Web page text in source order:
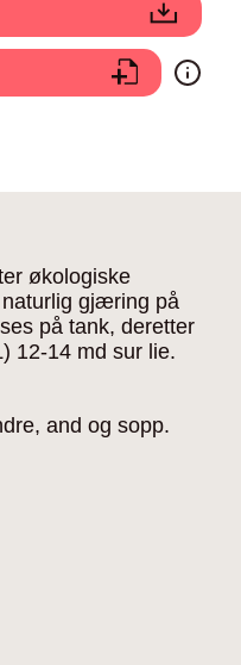
økologiske
naturlig gjæring på
på tank, deretter
12-14 md sur lie.
and og sopp.